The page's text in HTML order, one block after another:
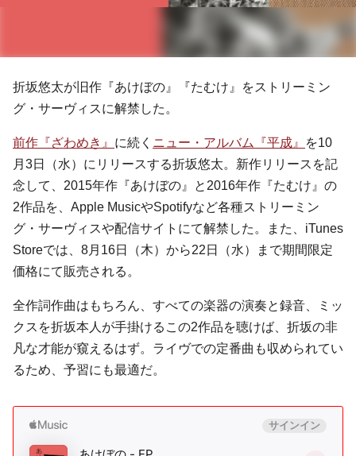
折坂悠太が旧作『あけぼの』『たむけ』をストリーミン
グ・サーヴィスに解禁した。
前作『ざわめき』 に続く ニュー・アルバム『平成』
を10
月3日（水）にリリースする折坂悠太。新作リリースを記
念して、2015年作『あけぼの』と2016年作『たむけ』の
2作品を、Apple MusicやSpotifyなど各種ストリーミン
グ・サーヴィスや配信サイトにて解禁した。また、iTunes
Storeでは、8月16日（木）から22日（水）まで期間限定
価格にて販売される。
全作詞作曲はもちろん、すべての楽器の演奏と録音、ミッ
クスを折坂本人が手掛けるこの2作品を聴けば、折坂の非
凡な才能が窺えるはず。ライヴでの定番曲も収められてい
るため、予習にも最適だ。